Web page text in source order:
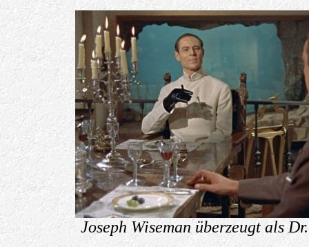
Joseph Wiseman überzeugt als